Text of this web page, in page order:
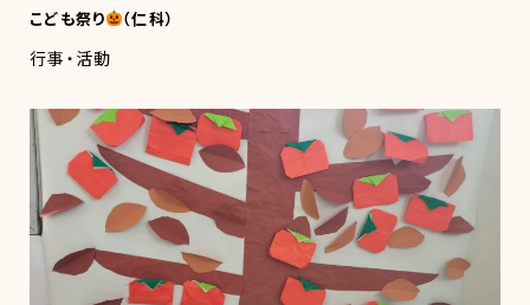
こども祭り （仁科）
行事・活動